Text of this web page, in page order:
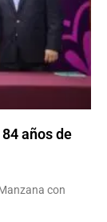
años de
con